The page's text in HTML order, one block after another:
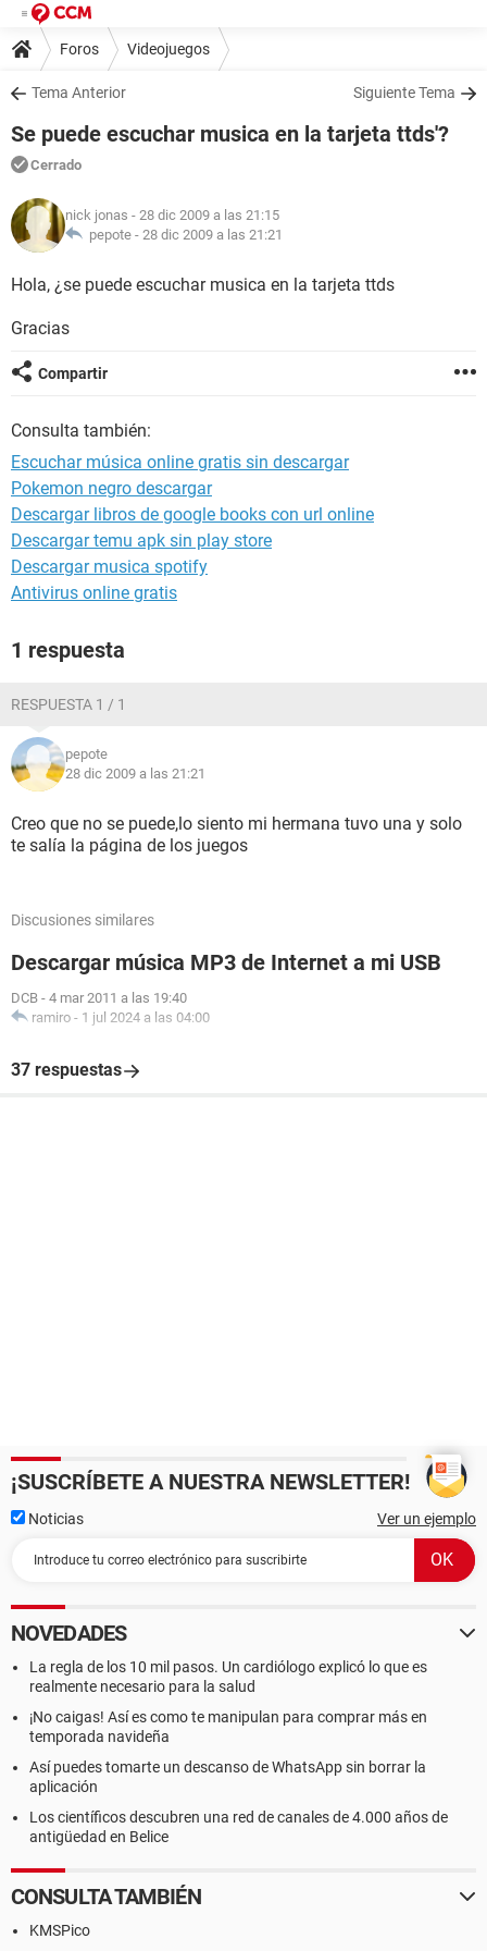
Foros Videojuegos
Tema Anterior Siguiente Tema
Se puede escuchar musica en la tarjeta ttds'?
Cerrado
nick jonas - 28 dic 2009 a las 21:15
pepote - 28 dic 2009 a las 21:21
Hola, ¿se puede escuchar musica en la tarjeta ttds
Gracias
Compartir
Consulta también:
Escuchar música online gratis sin descargar
Pokemon negro descargar
Descargar libros de google books con url online
Descargar temu apk sin play store
Descargar musica spotify
Antivirus online gratis
1 respuesta
RESPUESTA 1 / 1
pepote
28 dic 2009 a las 21:21
Creo que no se puede,lo siento mi hermana tuvo una y solo
te salía la página de los juegos
Discusiones similares
Descargar música MP3 de Internet a mi USB
DCB - 4 mar 2011 a las 19:40
ramiro - 1 jul 2024 a las 04:00
37 respuestas
¡SUSCRÍBETE A NUESTRA NEWSLETTER!
Noticias Ver un ejemplo
NOVEDADES
La regla de los 10 mil pasos. Un cardiólogo explicó lo que es
realmente necesario para la salud
¡No caigas! Así es como te manipulan para comprar más en
temporada navideña
Así puedes tomarte un descanso de WhatsApp sin borrar la
aplicación
Los científicos descubren una red de canales de 4.000 años de
antigüedad en Belice
CONSULTA TAMBIÉN
KMSPico